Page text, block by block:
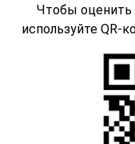
Чтобы оценить
используйте QR-